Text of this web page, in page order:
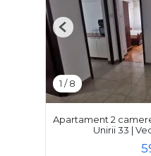
1 /8
Previous
Apartament 2
Unirii 33 |